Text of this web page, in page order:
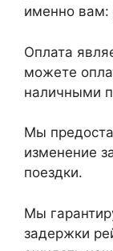
именно вам:
Оплата
можете
наличными
Мы
изменение
поездки.
Мы
задержки